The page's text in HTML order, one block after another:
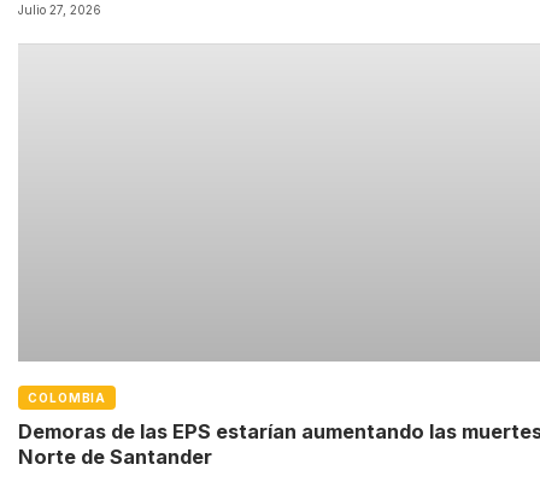
Julio 27, 2026
COLOMBIA
Demoras de las EPS estarían aumentando las
Norte de Santander